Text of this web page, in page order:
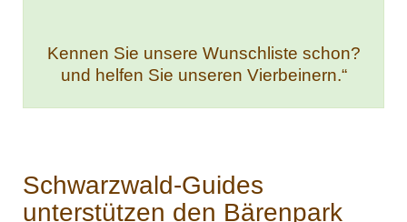
Kennen Sie unsere Wunschliste schon?
und helfen Sie unseren Vierbeinern.“
Schwarzwald-Guides
unterstützen den Bärenpark